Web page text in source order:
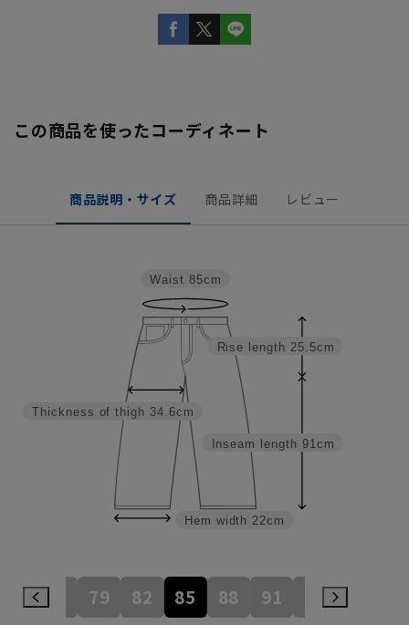
この商品を使ったコーディネート
商品説明・サイズ 商品詳細 レビュー
Inseam length 91cm
Rise length 25.5cm
Hem width 22cm
Thickness of thigh 34.6cm
Waist 85cm
76 79 82 85 88 91 94